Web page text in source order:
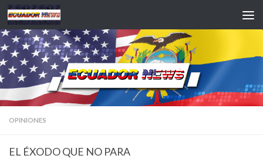
Saltar al contenido
OPINIONES
EL ÉXODO QUE NO PARA